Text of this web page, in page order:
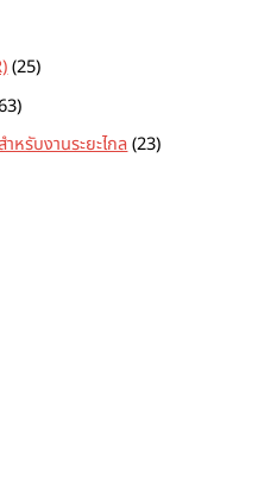
25
หรับงานระยะไกล 23